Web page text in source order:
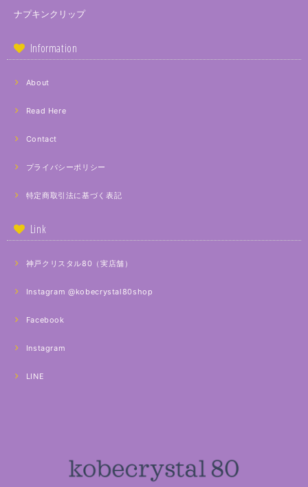
ナプキンクリップ
Information
About
Read Here
Contact
プライバシーポリシー
特定商取引法に基づく表記
Link
神戸クリスタル80（実店舗）
Instagram @kobecrystal80shop
Facebook
Instagram
LINE